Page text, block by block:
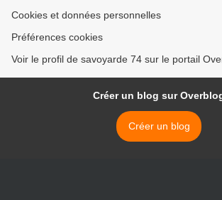
Cookies et données personnelles
Préférences cookies
Voir le profil de savoyarde 74 sur le portail
Créer un blog sur
Créer un blog